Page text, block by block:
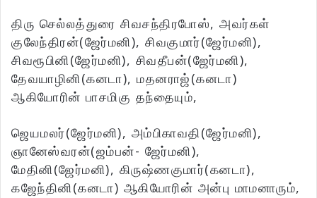
திரு செல்லத்துரை சிவசந்திரபோஸ், அவர்கள்
குலேந்திரன்(ஜேர்மனி), சிவகுமார்(ஜேர்மனி),
சிவரூபினி(ஜேர்மனி), சிவதீபன்(ஜேர்மனி),
தேவயாழினி(கனடா), மதனராஜ்(கனடா)
ஆகியோரின் பாசமிகு தந்தையும்,
ஜெயமலர்(ஜேர்மனி), அம்பிகாவதி(ஜேர்மனி),
ஞானேஸ்வரன்(ஜம்பன்- ஜேர்மனி),
மேதினி(ஜேர்மனி), கிருஷ்ணகுமார்(கனடா),
கஜேந்தினி(கனடா) ஆகியோரின் அன்பு மாமனாரும்,